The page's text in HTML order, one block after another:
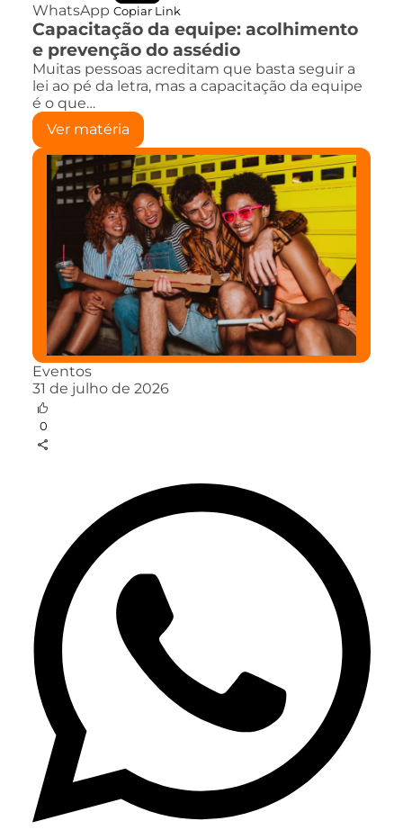
WhatsApp Copiar Link
Capacitação da equipe: acolhimento
e prevenção do assédio
Muitas pessoas acreditam que basta seguir a
lei ao pé da letra, mas a capacitação da equipe
é o que…
Ver matéria
Eventos
31 de julho de 2026
0